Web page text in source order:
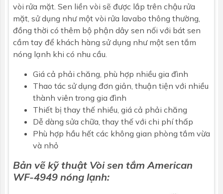
vòi rửa mặt. Sen liền vòi sẽ được lắp trên chậu rửa
mặt, sử dụng như một vòi rửa lavabo thông thường,
đồng thời có thêm bộ phận dây sen nối với bát sen
cầm tay để khách hàng sử dụng như một sen tắm
nóng lạnh khi có nhu cầu.
Giá cả phải chăng, phù hợp nhiều gia đình
Thao tác sử dụng đơn giản, thuận tiện với nhiều
thành viên trong gia đình
Thiết bị thay thế nhiều, giá cả phải chăng
Dễ dàng sửa chữa, thay thế với chi phí thấp
Phù hợp hầu hết các không gian phòng tắm vừa
và nhỏ
Bản vẽ kỹ thuật Vòi sen tắm American
WF-4949 nóng lạnh: